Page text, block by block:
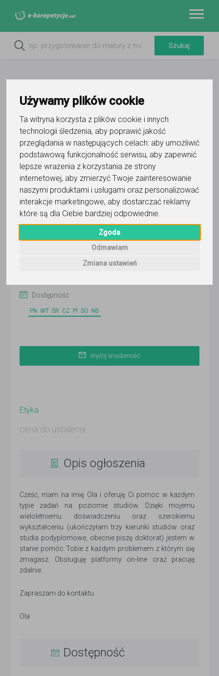
Używamy plików cookie
Ta witryna korzysta z plików cookie i innych
technologii śledzenia, aby poprawić jakość
przeglądania w następujących celach: aby umożliwić
podstawową funkcjonalność serwisu, aby zapewnić
lepsze wrażenia z korzystania ze strony
internetowej, aby zmierzyć Twoje zainteresowanie
naszymi produktami i usługami oraz personalizować
interakcje marketingowe, aby dostarczać reklamy
które są dla Ciebie bardziej odpowiednie.
Zgoda
Odmawiam
Zmiana ustawień
Do ulubionych
Oznacz wystąpienie kontaktu
Aleksandra Banerska
Wyślij wiadomość
Ostatnia aktywność:
ponad 3 miesiące temu
Dostępność
PN WT ŚR CZ PI SO ND
Wyślij wiadomość
Etyka
cena do ustalenia
Opis ogłoszenia
Cześć, mam na imię Ola i oferuję Ci pomoc w każdym
typie zadań na poziomie studiów. Dzięki mojemu
wieloletniemu doświadczeniu oraz szerokiemu
wykształceniu (ukończyłam trzy kierunki studiów oraz
studia podyplomowe, obecnie piszę doktorat) jestem w
stanie pomóc Tobie z każdym problemem z którym się
zmagasz. Obsługuję platformy on-line oraz pracuję
zdalnie.
Zapraszam do kontaktu.
Ola
Dostępność